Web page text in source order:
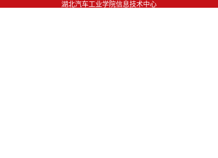
湖北汽车工业学院信息技术中心